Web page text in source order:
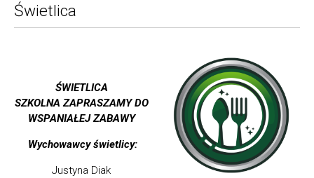
Świetlica
ŚWIETLICA
SZKOLNAZAPRASZAMY DO
WSPANIAŁEJ ZABAWY
Wychowawcy świetlicy:
Justyna Diak